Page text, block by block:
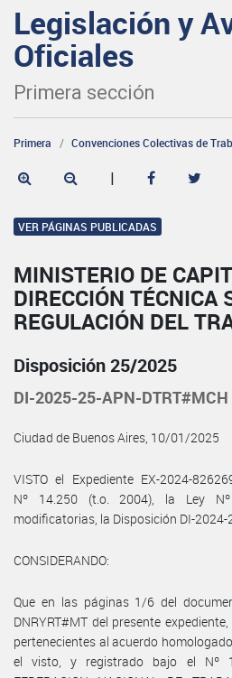
Legislación y
Oficiales
Primera sección
Primera Convenciones Colectivas de
|
VER PÁGINAS PUBLICADAS
MINISTERIO DE
DIRECCIÓN TÉCNICA
REGULACIÓN DEL
Disposición 25/2025
DI-2025-25-APN-DTRT#MCH
Ciudad de Buenos Aires, 10/01/2025
VISTO el Expediente EX-2024-
Nº 14.250 (t.o. 2004), la Ley
modificatorias, la Disposición DI-2024-
CONSIDERANDO:
Que en las páginas 1/6 del
DNRYRT#MT del presente
pertenecientes al acuerdo
el visto, y registrado bajo el Nº